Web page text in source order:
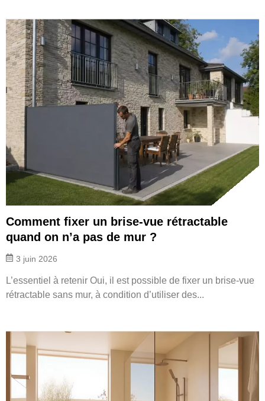
Comment fixer un brise-vue rétractable
quand on n’a pas de mur ?
3 juin 2026
L’essentiel à retenir Oui, il est possible de fixer un brise-vue
rétractable sans mur, à condition d’utiliser des...